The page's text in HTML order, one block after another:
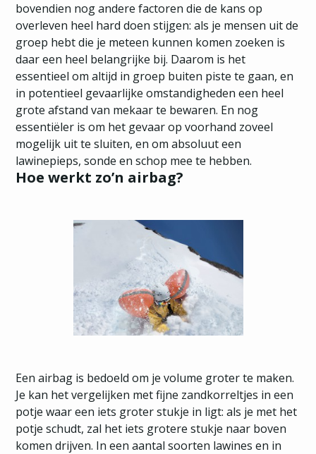
bovendien nog andere factoren die de kans op
overleven heel hard doen stijgen: als je mensen uit de
groep hebt die je meteen kunnen komen zoeken is
daar een heel belangrijke bij. Daarom is het
essentieel om altijd in groep buiten piste te gaan, en
in potentieel gevaarlijke omstandigheden een heel
grote afstand van mekaar te bewaren. En nog
essentiëler is om het gevaar op voorhand zoveel
mogelijk uit te sluiten, en om absoluut een
lawinepieps, sonde en schop mee te hebben.
Hoe werkt zo’n airbag?
Een airbag is bedoeld om je volume groter te maken.
Je kan het vergelijken met fijne zandkorreltjes in een
potje waar een iets groter stukje in ligt: als je met het
potje schudt, zal het iets grotere stukje naar boven
komen drijven. In een aantal soorten lawines en in